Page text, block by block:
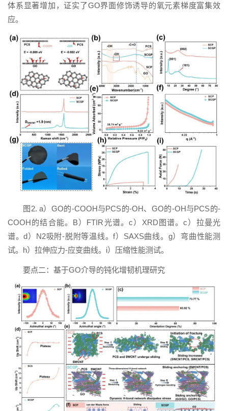
体系显著增加，证实了GO界面修饰诱导的氧元素梯度富集效
应。
图2. a）GO的-COOH与PCS的-OH、GO的-OH与PCS的-
COOH的结合能。B）FTIR光谱。c）XRD图谱。c）拉曼光
谱。d）N2吸附-脱附等温线。f）SAXS曲线。g）弯曲性能测
试。h）拉伸应力-应变曲线。i）压缩性能测试。
要点二：基于GO介导的钝化增韧机理研究